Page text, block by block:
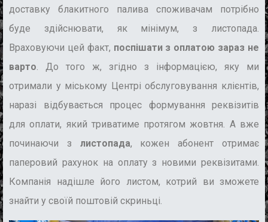
доставку блакитного палива споживачам потрібно
буде здійснювати, як мінімум, з листопада.
Враховуючи цей факт, поспішати з оплатою зараз не
варто . До того ж, згідно з інформацією, яку ми
отримали у міському Центрі обслуговування клієнтів,
наразі відбувається процес формування реквізитів
для оплати, який триватиме протягом жовтня. А вже
починаючи з листопада, кожен абонент отримає
паперовий рахунок на оплату з новими реквізитами.
Компанія надішле його листом, котрий ви зможете
знайти у своїй поштовій скриньці.